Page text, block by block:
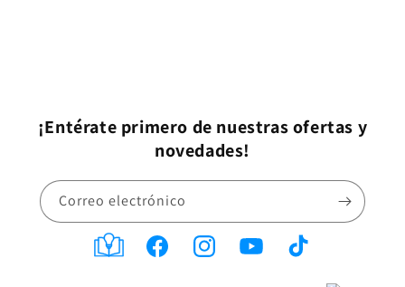
¡Entérate primero de nuestras ofertas y
novedades!
Correo electrónico
TranslationFacebookInstagramYouTube TikTok